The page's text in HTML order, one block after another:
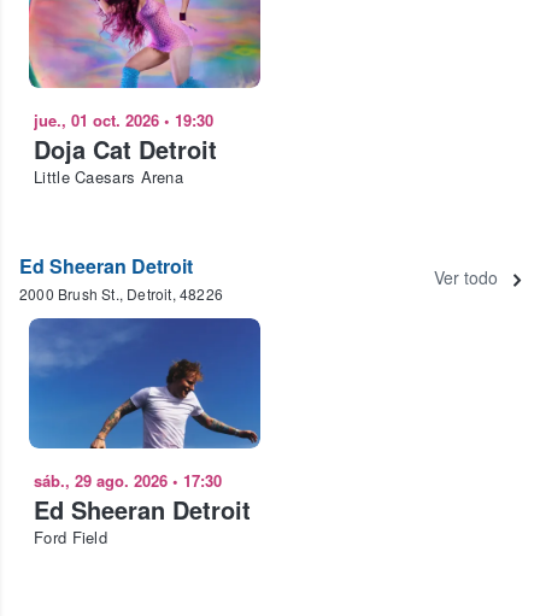
jue., 01 oct. 2026 • 19:30
Doja Cat Detroit
Little Caesars Arena
Ed Sheeran Detroit
2000 Brush St., Detroit, 48226
Ver todo
sáb., 29 ago. 2026 • 17:30
Ed Sheeran Detroit
Ford Field